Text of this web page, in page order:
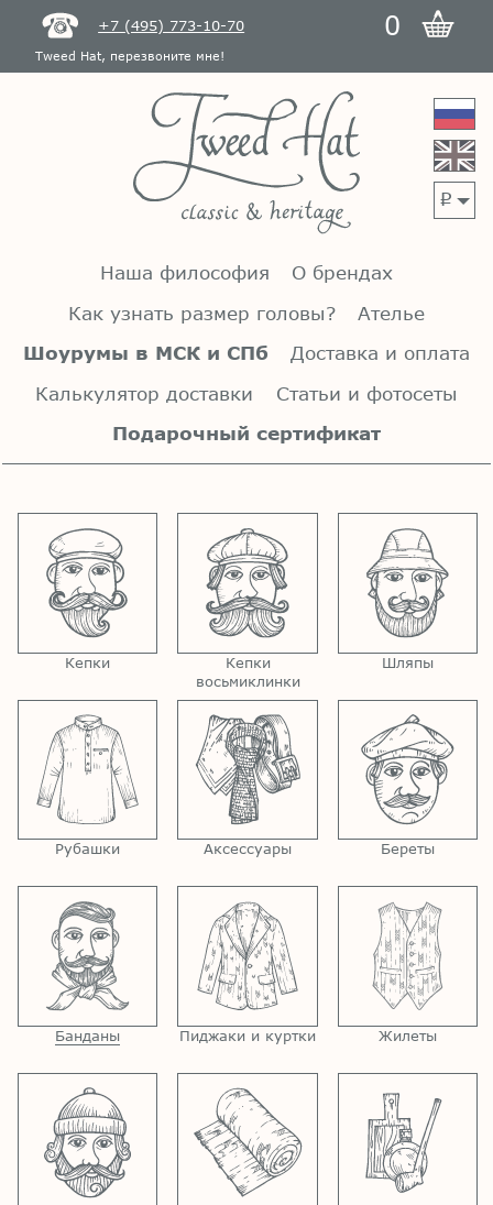
+7 (495) 773-10-70 0
Tweed Hat, перезвоните мне!
p
Наша философия
О брендах
Как узнать размер головы?
Ателье
Шоурумы в МСК и СПб
Доставка и оплата
Калькулятор доставки
Статьи и фотосеты
Подарочный сертификат
Кепки
Кепки
восьмиклинки
Шляпы
Рубашки Аксессуары Береты
Банданы Пиджаки и куртки Жилеты